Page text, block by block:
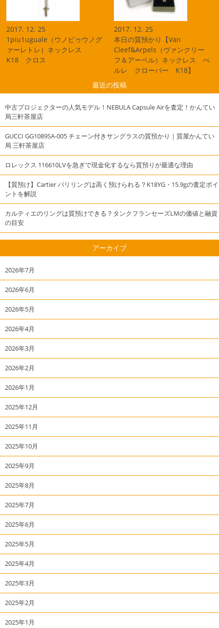
2017. 12. 25
1piu1uguale（ウノピゥウノグ
ァーレトレ）ネックレス
K18 クロス
2017. 12. 25
本日の質預かり【Van
Cleef&Arpels（ヴァンクリー
フ＆アーペル）ネックレス ぺ
ルレ クローバー K18】
最近の投稿
中古プロジェクターの人気モデル！NEBULA Capsule Airを査定！かんてい
局三軒茶屋店
GUCCI GG1089SA-005 チェーン付きサングラスの質預かり｜質屋かんてい
局 三軒茶屋店
ロレックス 116610LVを急ぎで現金化するなら質預りが最適な理由
【質預け】Cartier パリリングは高く預けられる？K18YG・15.9gの査定ポイ
ントを解説
カルティエのリングは質預けできる？タンクフランセーズLMの価値と融資
の目安
アーカイブ
2026年7月
2026年6月
2026年5月
2026年4月
2026年3月
2026年2月
2026年1月
2025年12月
2025年11月
2025年10月
2025年9月
2025年8月
2025年7月
2025年6月
2025年5月
2025年4月
2025年3月
2025年2月
2025年1月